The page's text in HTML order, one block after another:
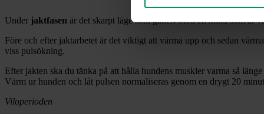
Under jaktfasen är det skarpt läge som gäller.Med en hund som är
Före och efter jaktarbetet är det viktigt att värma upp och sedan
viss pulsökning.
Efter jakten ska du tänka på att hålla hundens muskler varma så
Värm ur hunden och låt pulsen normaliseras genom en drygt 20
Viloperioden